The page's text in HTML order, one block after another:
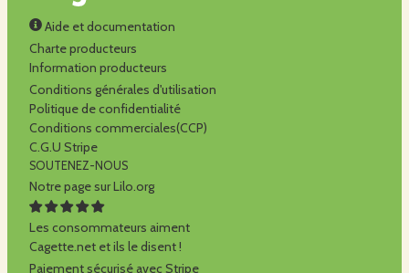
Aide et documentation
Charte producteurs
Information producteurs
Conditions générales d'utilisation
Politique de confidentialité
Conditions commerciales(CCP)
C.G.U Stripe
SOUTENEZ-NOUS
Notre page sur Lilo.org
Les consommateurs aiment
Cagette.net et ils le disent !
Paiement sécurisé avec Stripe